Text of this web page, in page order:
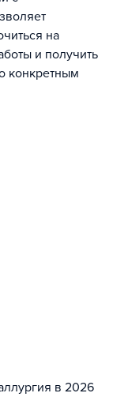
на
и получить
конкретным
в 2026